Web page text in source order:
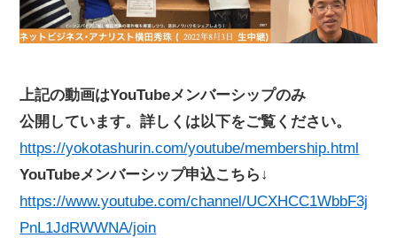
上記の動画はYouTubeメンバーシップのみ
公開しています。詳しくは以下をご覧ください。
https://yokotashurin.com/youtube/membership.html
YouTubeメンバーシップ申込こちら↓
https://www.youtube.com/channel/UCXHCC1WbbF3j
PnL1JdRWWNA/join